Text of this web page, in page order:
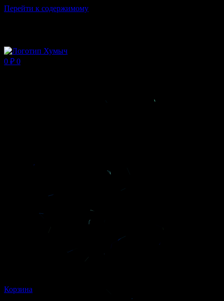
Перейти к содержимому
0 ₽ 0
Корзина